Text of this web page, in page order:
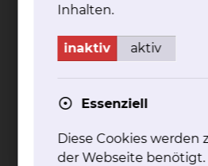
Prostatakrebszentrum
Fichtengrund 1, 38126
Fax: +49 531 595 2657
mehr
Inhalten.
inaktiv aktiv
Essenziell
Diese Cookies werden
der Webseite benötigt.